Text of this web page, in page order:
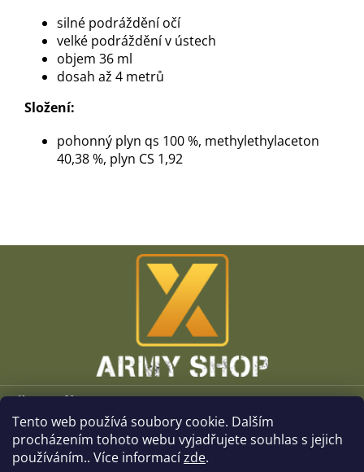
Tento web používá soubory cookie. Dalším
procházením tohoto webu vyjadřujete souhlas s jejich
používáním.. Více informacízde.
silné podráždění očí
velké podráždění v ústech
objem 36 ml
dosah až 4 metrů
Složení:
pohonný plyn qs 100 %, methylethylaceton
40,38 %, plyn CS 1,92
Z
Vše o nákupu
O společnosti
Kamenné prodejny